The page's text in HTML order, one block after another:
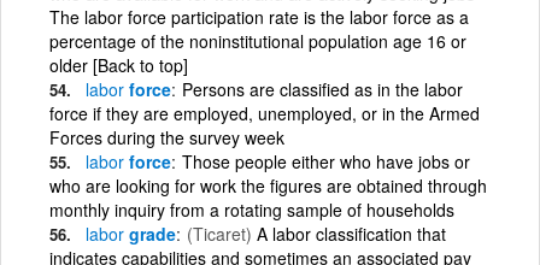
The labor force participation rate is the labor force as a
percentage of the noninstitutional population age 16 or
older [Back to top]
labor force Persons are classified as in the labor
force if they are employed, unemployed, or in the Armed
Forces during the survey week
labor force Those people either who have jobs or
who are looking for work the figures are obtained through
monthly inquiry from a rotating sample of households
labor grade (Ticaret) A labor classification that
indicates capabilities and sometimes an associated pay